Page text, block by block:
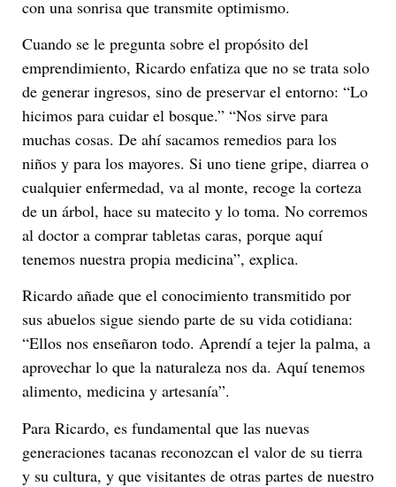
con una sonrisa que transmite optimismo.
Cuando se le pregunta sobre el propósito del
emprendimiento, Ricardo enfatiza que no se trata solo
de generar ingresos, sino de preservar el entorno: “Lo
hicimos para cuidar el bosque.” “Nos sirve para
muchas cosas. De ahí sacamos remedios para los
niños y para los mayores. Si uno tiene gripe, diarrea o
cualquier enfermedad, va al monte, recoge la corteza
de un árbol, hace su matecito y lo toma. No corremos
al doctor a comprar tabletas caras, porque aquí
tenemos nuestra propia medicina”, explica.
Ricardo añade que el conocimiento transmitido por
sus abuelos sigue siendo parte de su vida cotidiana:
“Ellos nos enseñaron todo. Aprendí a tejer la palma, a
aprovechar lo que la naturaleza nos da. Aquí tenemos
alimento, medicina y artesanía”.
Para Ricardo, es fundamental que las nuevas
generaciones tacanas reconozcan el valor de su tierra
y su cultura, y que visitantes de otras partes de nuestro